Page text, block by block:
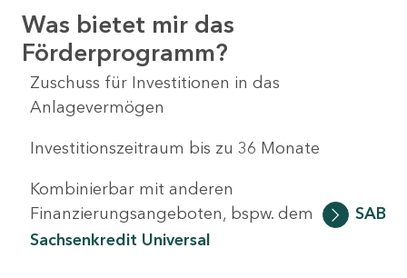
Was bietet mir das
Förderprogramm?
Zuschuss für Investitionen in das
Anlagevermögen
Investitionszeitraum bis zu 36 Monate
Kombinierbar mit anderen
Finanzierungsangeboten, bspw. dem
SAB
Sachsenkredit Universal